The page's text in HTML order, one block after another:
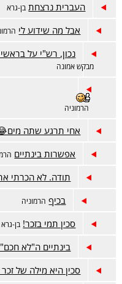
העברית נרצחת בן-גרא
אבל מה שידוע לי
נכון, רש"י על
מבקש אמונה
הרמוניה
אחי תרגע שתה
אפשרות בינתיים
תודה. לא הכרתי
בכיף הרמוניה
סכין תמי בזכר! בן-גרא
בינתיים ה"לא
סכין היא מילה של